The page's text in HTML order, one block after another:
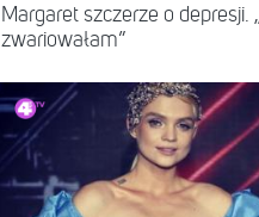
Margaret szczerze o
zwariowałam”